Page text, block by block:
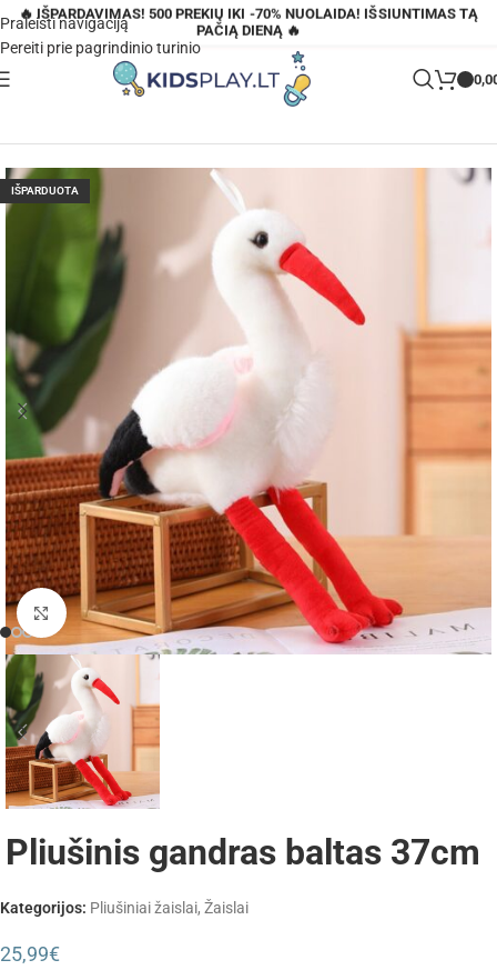
Praleisti navigaciją
Pereiti prie pagrindinio turinio
🔥 IŠPARDAVIMAS! 500 PREKIŲ IKI -70% NUOLAIDA! IŠSIUNTIMAS TĄ
PAČIĄ DIENĄ 🔥
Parduotuvė Pliušinis gandras baltas 37cm
IŠPARDUOTA
Padidinti
Pliušinis gandras baltas 37cm
Kategorijos: Pliušiniai žaislai, Žaislai
25,99€